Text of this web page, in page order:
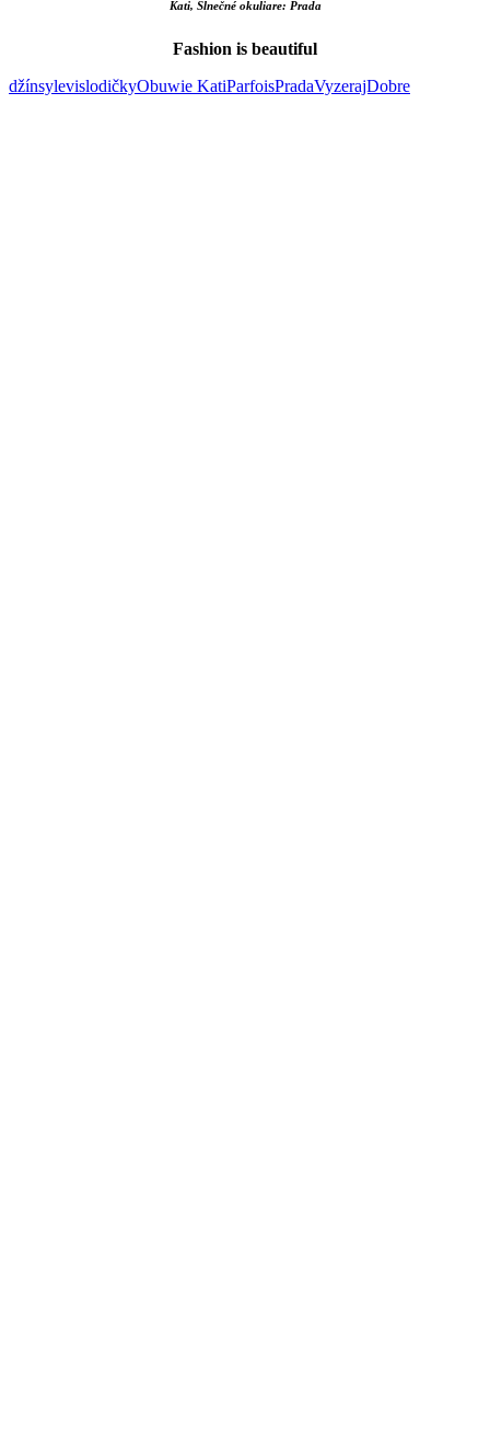
Kati, Slnečné okuliare: Prada
Fashion is beautiful
džínsylevislodičkyObuwie KatiParfoisPradaVyzerajDobre